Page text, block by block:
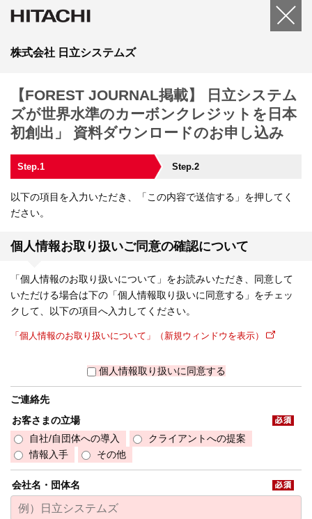
株式会社 日立システムズ
【FOREST JOURNAL掲載】 日立システム
ズが世界水準のカーボンクレジットを日本
初創出」 資料ダウンロードのお申し込み
Step.1 Step.2
以下の項目を入力いただき、「この内容で送信する」を押してく
ださい。
個人情報お取り扱いご同意の確認について
「個人情報のお取り扱いについて」をお読みいただき、同意して
いただける場合は下の「個人情報取り扱いに同意する」をチェッ
クして、以下の項目へ入力してください。
「個人情報のお取り扱いについて」（新規ウィンドウを表示）
個人情報取り扱いに同意する
ご連絡先
お客さまの立場
自社/自団体への導入
クライアントへの提案
情報入手
その他
会社名・団体名